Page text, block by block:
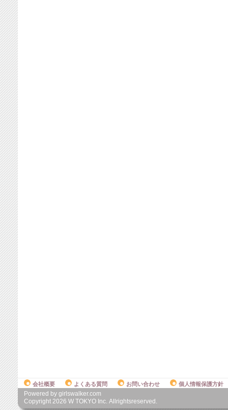
会社概要 よくある質問 お問い合わせ 個人情報保護方針
Powered by girlswalker.com
Copyright 2026 W TOKYO Inc. Allrightsreserved.